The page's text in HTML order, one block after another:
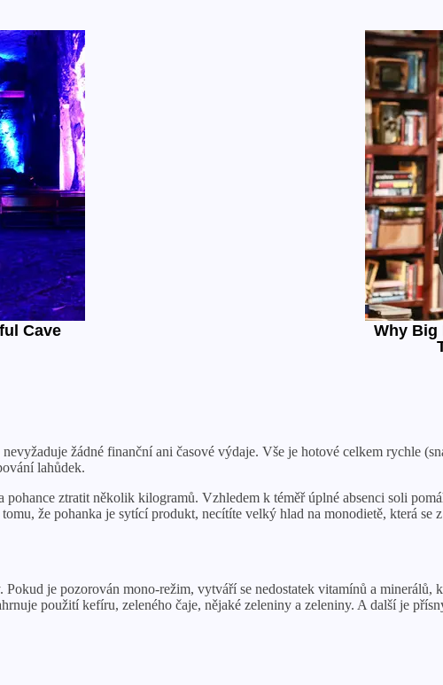
žádné finanční ani časové výdaje. Vše je hotové celkem rychle
lahůdek.
ztratit několik kilogramů. Vzhledem k téměř úplné absenci soli
že pohanka je sytící produkt, necítíte velký hlad na monodietě, která se
Pokud je pozorován mono-režim, vytváří se nedostatek vitamínů a
použití kefíru, zeleného čaje, nějaké zeleniny a zeleniny. A další je